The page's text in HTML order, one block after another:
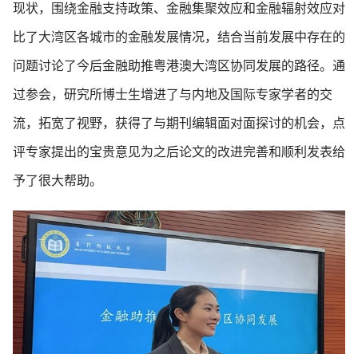
现状，围绕金融支持政策、金融集聚效应和金融辐射效应对
比了大湾区各城市的金融发展情况，结合当前发展中存在的
问题讨论了今后金融助推粤港澳大湾区协同发展的路径。通
过参会，研究所博士生增进了与内地及国际专家学者的交
流，拓宽了视野，获得了与期刊编辑面对面探讨的机会，点
评专家提出的宝贵意见为之后论文的改进完善和顺利发表给
予了很大帮助。